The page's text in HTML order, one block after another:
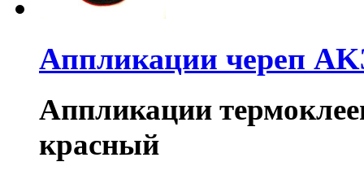
Аппликации череп
Аппликации
красный